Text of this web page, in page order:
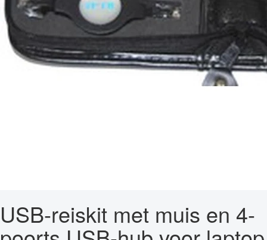
USB-reiskit met muis en 4-